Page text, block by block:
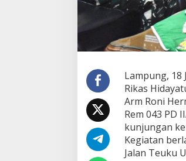
r
j
a
W
a
i
K
o
t
a
B
a
n
d
Lampung, 18
Rikas
Arm Roni
Rem 043 PD
kunjungan
Kegiatan
Jalan Teuku